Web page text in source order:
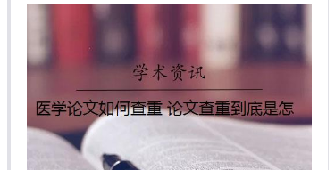
研究生论
博士论文